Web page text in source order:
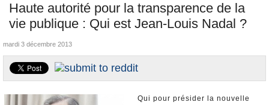
Ministères/Directions
Blog
Elections européennes
Haute autorité pour la transparence de la
vie publique : Qui est Jean-Louis Nadal ?
Polémiques
Où va l’argent?
La France et le Monde
Nominations et Démissions
Elections européennes
mardi 3 décembre 2013
Qui pour présider la nouvelle